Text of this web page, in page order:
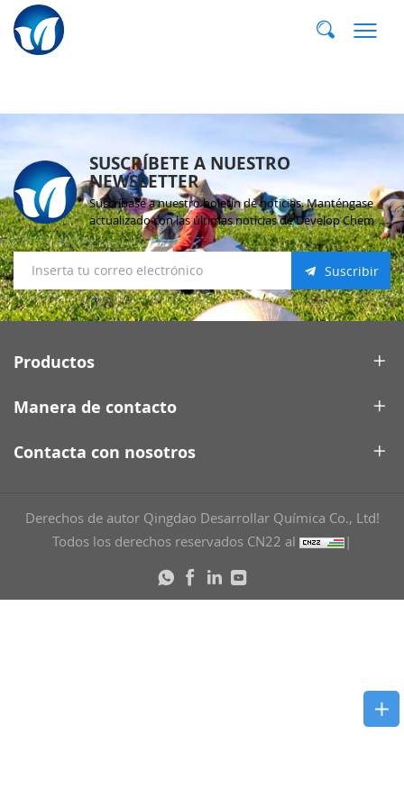
E-MAIL: +86-532-85807910
SUSCRÍBETE A NUESTRO
NEWSLETTER
Suscríbase a nuestro boletín de noticias. Manténgase
actualizado con las últimas noticias de Develop Chem
Suscribir
Productos
Manera de contacto
Contacta con nosotros
Derechos de autor Qingdao Desarrollar Química Co., Ltd!
Todos los derechos reservados CN22 al
|